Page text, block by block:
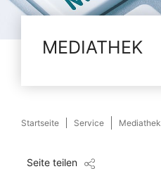
MEDIATHEK
Startseite Service Mediathek
Seite teilen